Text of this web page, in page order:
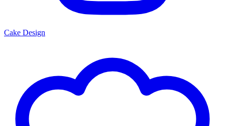
Cake Design